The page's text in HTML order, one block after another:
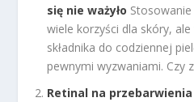
się nie ważyło
wiele korzyści dla skóry,
składnika do codziennej
pewnymi wyzwaniami. Czy
Retinal na